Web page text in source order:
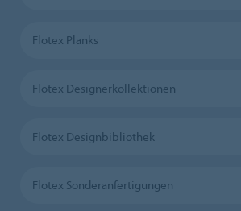
Flotex Planks
Flotex Designerkollektionen
Flotex Designbibliothek
Flotex Sonderanfertigungen